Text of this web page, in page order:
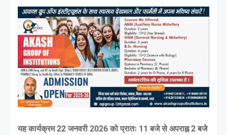
यह कार्यक्रम 22 जनवरी 2026 को प्रातः 11 बजे से अपराह्न 2 बजे